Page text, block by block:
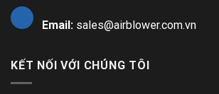
Email: sales@airblower.com.vn
KẾT NỐI VỚI CHÚNG TÔI